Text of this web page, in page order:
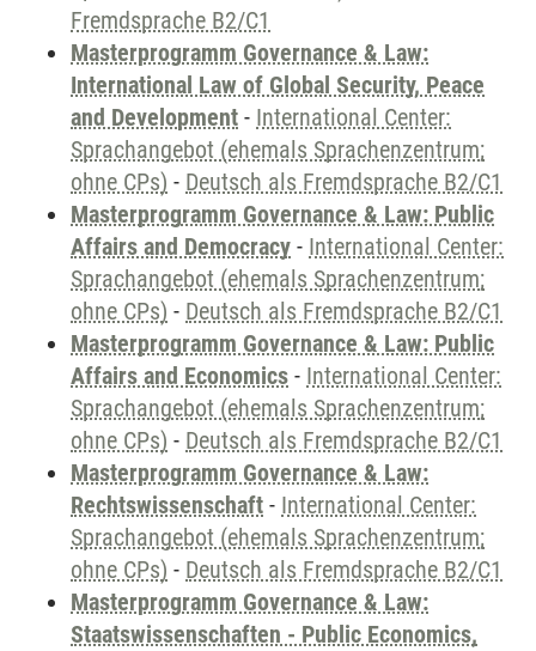
Fremdsprache B2/C1
Masterprogramm Governance & Law:
International Law of Global Security, Peace
and Development - International Center:
Sprachangebot (ehemals Sprachenzentrum;
ohne CPs) - Deutsch als Fremdsprache B2/C1
Masterprogramm Governance & Law: Public
Affairs and Democracy - International Center:
Sprachangebot (ehemals Sprachenzentrum;
ohne CPs) - Deutsch als Fremdsprache B2/C1
Masterprogramm Governance & Law: Public
Affairs and Economics - International Center:
Sprachangebot (ehemals Sprachenzentrum;
ohne CPs) - Deutsch als Fremdsprache B2/C1
Masterprogramm Governance & Law:
Rechtswissenschaft - International Center:
Sprachangebot (ehemals Sprachenzentrum;
ohne CPs) - Deutsch als Fremdsprache B2/C1
Masterprogramm Governance & Law:
Staatswissenschaften - Public Economics,